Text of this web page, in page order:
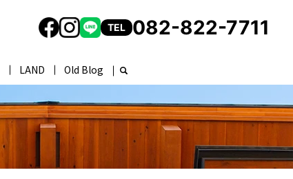
LAND Old Blog
TEL 082-822-7711